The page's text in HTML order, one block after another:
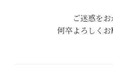
ご迷惑を
何卒よろしくお